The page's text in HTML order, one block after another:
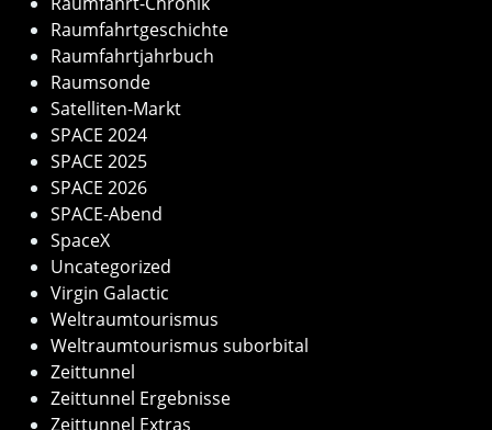
Raumfahrtgeschichte
Raumfahrtjahrbuch
Raumsonde
Satelliten-Markt
SPACE 2024
SPACE 2025
SPACE 2026
SPACE-Abend
SpaceX
Uncategorized
Virgin Galactic
Weltraumtourismus
Weltraumtourismus suborbital
Zeittunnel
Zeittunnel Ergebnisse
Zeittunnel Extras